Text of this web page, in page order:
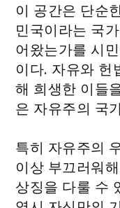
이 공간은 단순
민국이라는 국
어왔는가를 시
이다. 자유와 헌
해 희생한 이들
은 자유주의 국
특히 자유주의
이상 부끄러워
상징을 다룰 수